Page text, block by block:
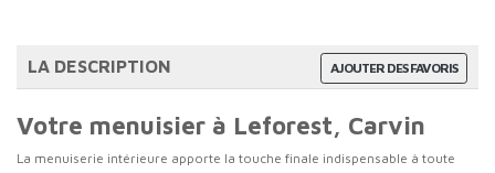
AJOUTER DES FAVORIS
LA DESCRIPTION
Votre menuisier à Leforest, Carvin
La menuiserie intérieure apporte la touche finale indispensable à toute